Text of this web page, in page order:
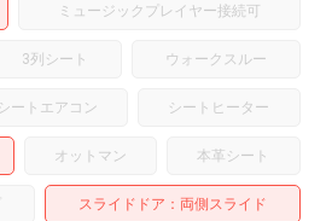
ミュージックプレイヤー接続可
3列シート ウォークスルー
シートエアコン シートヒーター
オットマン 本革シート
スライドドア 両側スライド